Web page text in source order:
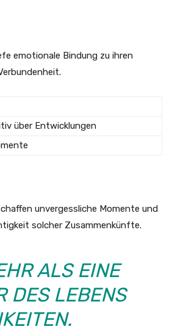
emotionale Bindung zu ihren
über Entwicklungen
unvergessliche Momente und
solcher Zusammenkünfte.
ALS EINE
DES LEBENS